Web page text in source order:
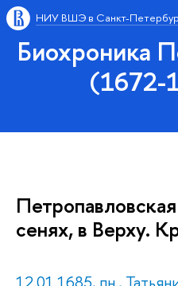
НИУ ВШЭ в Санкт-
Биохроника
(1672-
сенях, в Верху.
12.01.1685, пн.,